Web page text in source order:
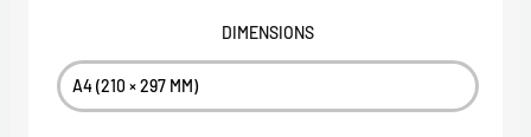
65,00 €
DIMENSIONS
de
Poster